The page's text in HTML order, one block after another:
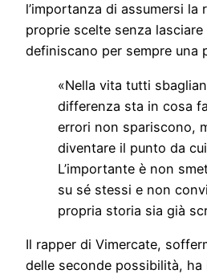
l’importanza di assumersi la
proprie scelte senza
definiscano per sempre una
«Nella vita tutti
differenza sta in cosa
errori non spariscono,
diventare il punto da
L’importante è non
su sé stessi e non
propria storia sia già
Il rapper di Vimercate,
delle seconde possibilità,